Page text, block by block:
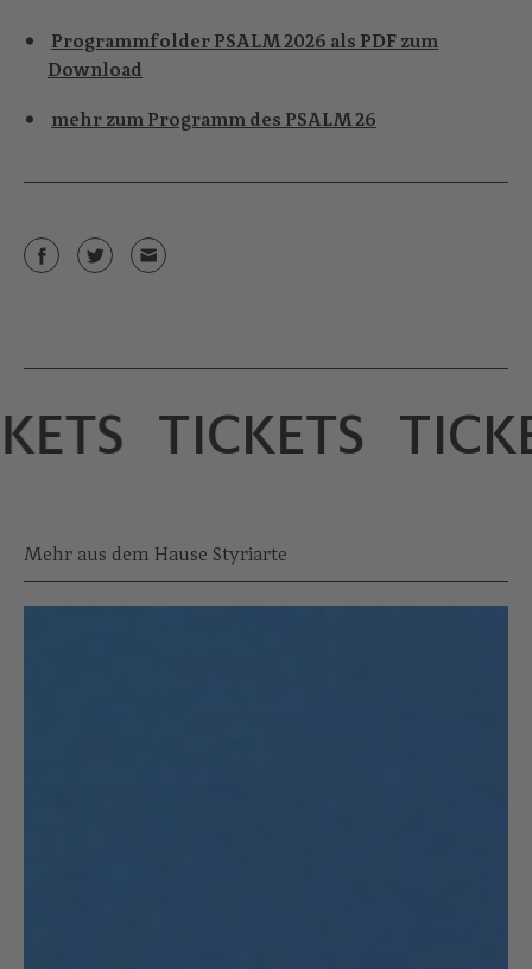
Programmfolder PSALM 2026 als PDF zum
Download
mehr zum Programm des PSALM 26
TICKETS
Mehr aus dem Hause Styriarte